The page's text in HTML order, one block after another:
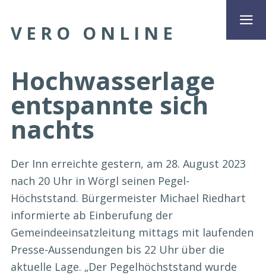
VERO ONLINE
Hochwasserlage
entspannte sich
nachts
Der Inn erreichte gestern, am 28. August 2023
nach 20 Uhr in Wörgl seinen Pegel-
Höchststand. Bürgermeister Michael Riedhart
informierte ab Einberufung der
Gemeindeeinsatzleitung mittags mit laufenden
Presse-Aussendungen bis 22 Uhr über die
aktuelle Lage. „Der Pegelhöchststand wurde